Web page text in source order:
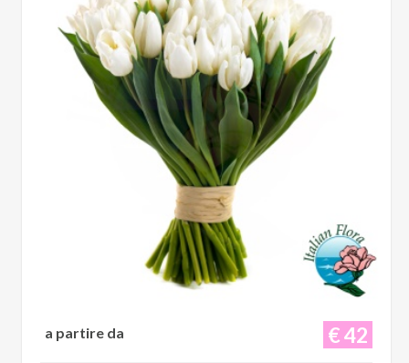
€ 42
a partire da